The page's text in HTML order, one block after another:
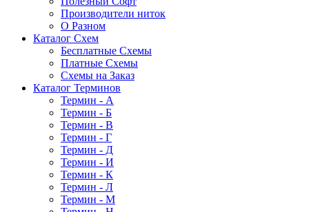
Производители ниток
О Разном
Каталог Схем
Бесплатные Схемы
Платные Схемы
Схемы на Заказ
Каталог Терминов
Термин - А
Термин - Б
Термин - В
Термин - Г
Термин - Д
Термин - И
Термин - К
Термин - Л
Термин - М